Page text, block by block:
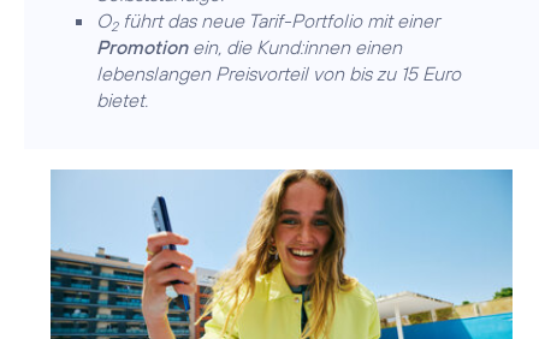
O2führt das neue Tarif-Portfolio mit einer
Promotionein, die Kund:innen einen
lebenslangen Preisvorteil von bis zu 15 Euro
bietet.